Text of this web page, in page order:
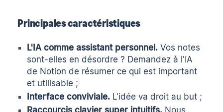
Principales caractéristiques
L'IA comme assistant personnel. Vos notes
sont-elles en désordre ? Demandez à l'IA
de Notion de résumer ce qui est important
et utilisable ;
Interface conviviale. L'idée va droit au but ;